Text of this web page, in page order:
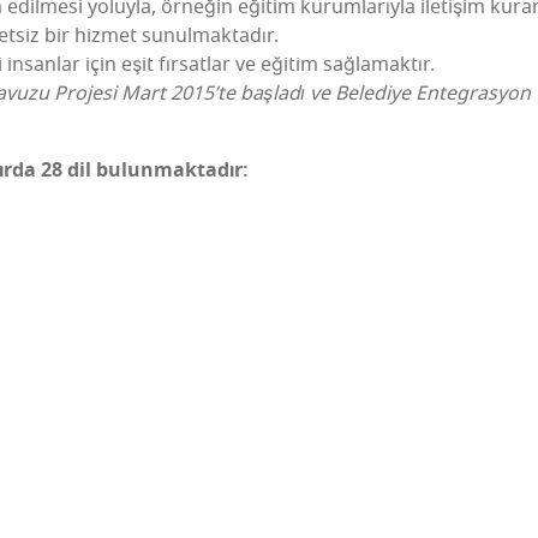
yoluy­la, örne­ğin eği­tim kurum­la­rıy­la ile­ti­şim
bir hiz­met sunulmaktadır.
için eşit fır­sat­lar ve eği­tim sağlamaktır.
Pro­je­si Mart 2015’te baş­la­dı ve Bele­di­ye
28 dil bulunmaktadır: